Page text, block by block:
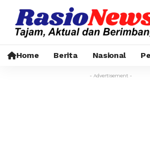
Home Berita Nasional
- Advertisement -